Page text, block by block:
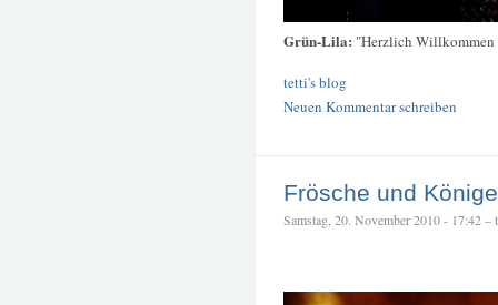
Grün-Lila: "Herzlich
tetti's blog
Neuen Kommentar schreiben
Frösche und
Samstag, 20. November 2010 - 17:42 –